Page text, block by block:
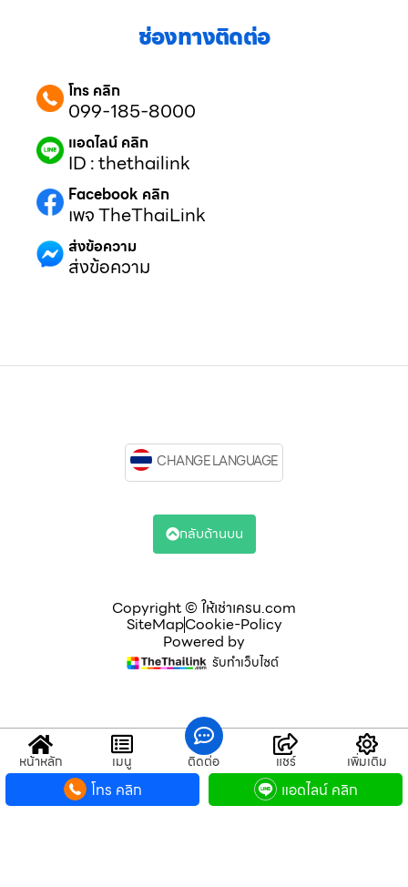
ช่องทางติดต่อ
โทร คลิก
099-185-8000
แอดไลน์ คลิก
ID : thethailink
Facebook คลิก
เพจ TheThaiLink
ส่งข้อความ
ส่งข้อความ
Copyright © ให้เช่าเครน.com
SiteMapCookie-Policy
Powered by
รับทำเว็บไซต์
CHANGE LANGUAGE
กลับด้านบน
หน้าหลัก เมนู ติดต่อ แชร์ เพิ่มเติม
โทร คลิก แอดไลน์ คลิก